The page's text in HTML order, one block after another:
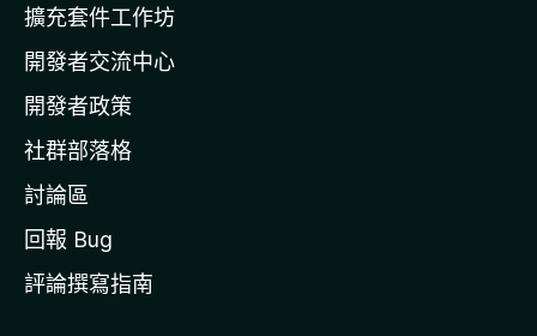
a
官
網
擴充套件工作坊
開發者交流中心
開發者政策
社群部落格
討論區
回報 Bug
評論撰寫指南